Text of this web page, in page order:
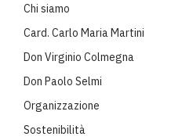
Chi siamo
Card. Carlo Maria Martini
Don Virginio Colmegna
Don Paolo Selmi
Organizzazione
Sostenibilità